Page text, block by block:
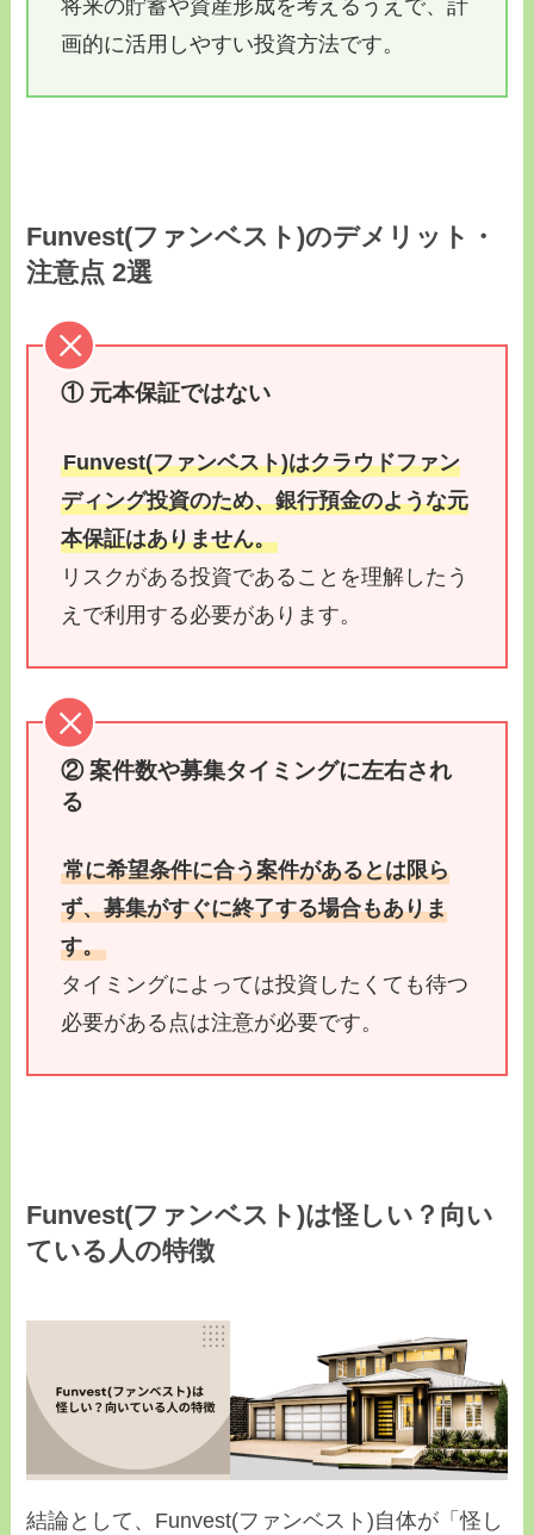
将来の貯蓄や資産形成を考えるうえで、計
画的に活用しやすい投資方法です。
Funvest(ファンベスト)のデメリット・
注意点 2選
① 元本保証ではない
Funvest(ファンベスト)はクラウドファン
ディング投資のため、銀行預金のような元
本保証はありません。
リスクがある投資であることを理解したう
えで利用する必要があります。
② 案件数や募集タイミングに左右され
る
常に希望条件に合う案件があるとは限ら
ず、募集がすぐに終了する場合もありま
す。
タイミングによっては投資したくても待つ
必要がある点は注意が必要です。
Funvest(ファンベスト)は怪しい？向い
ている人の特徴
結論として、Funvest(ファンベスト)自体が「怪し